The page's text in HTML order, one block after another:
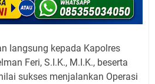
langsung kepada Kapolres
Feri, S.I.K., M.I.K., beserta
sukses menjalankan Operasi